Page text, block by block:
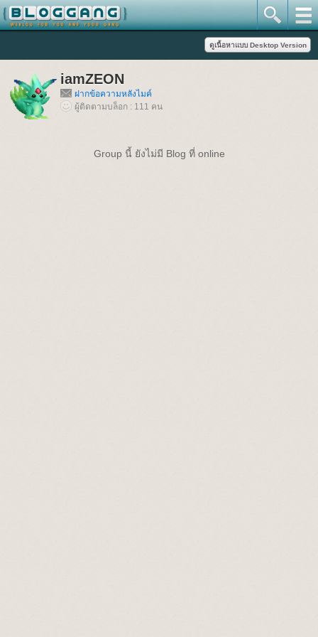
iamZEON
ฝากข้อความหลังไมค์
ผู้ติดตามบล็อก : 111 คน
Group นี้ ยังไม่มี Blog ที่ online